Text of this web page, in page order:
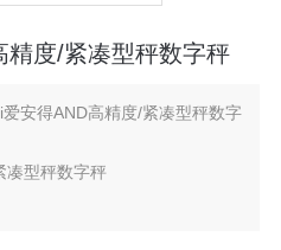
精度/紧凑型秤数字秤
安得AND高精度/紧凑型秤数字
凑型秤数字秤